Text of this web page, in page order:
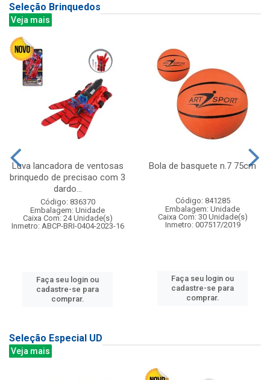
Seleção Brinquedos
Veja mais
Luva lancadora de ventosas
brinquedo de precisao com 3
dardo...
Código: 836370
Embalagem: Unidade
Caixa Com: 24 Unidade(s)
Inmetro: ABCP-BRI-0404-2023-16
Faça seu login ou
cadastre-se para
comprar.
Bola de basquete n.7 75cm
Código: 841285
Embalagem: Unidade
Caixa Com: 30 Unidade(s)
Inmetro: 007517/2019
Faça seu login ou
cadastre-se para
comprar.
Seleção Especial UD
Veja mais